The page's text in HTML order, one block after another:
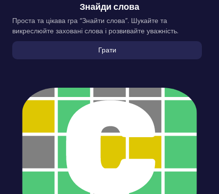
Знайди слова
Проста та цікава гра “Знайти слова”. Шукайте та
викреслюйте заховані слова і розвивайте уважність.
Грати